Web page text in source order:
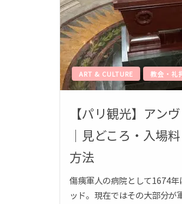
ART & CULTURE 教会・礼
【パリ観光】アン
｜見どころ・入場
方法
傷痍軍人の病院として1674年
ッド。現在ではその大部分が